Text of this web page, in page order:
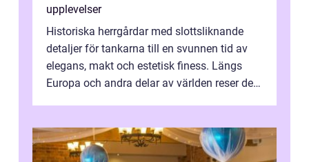
upplevelser
Historiska herrgårdar med slottsliknande
detaljer för tankarna till en svunnen tid av
elegans, makt och estetisk finess. Längs
Europa och andra delar av världen reser de